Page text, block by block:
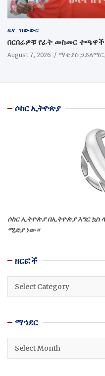
ዜና ዝውውር
በርበሬዎቹ የፊት መስመር
August 7, 2026 ማቲያስ
ሶከር ኢትዮጵያ
ሶከር ኢትዮጵያ በኢትዮጵያ እግር ኳስ
ሚድያ ነው።
ዘርፎች
ማኅደር